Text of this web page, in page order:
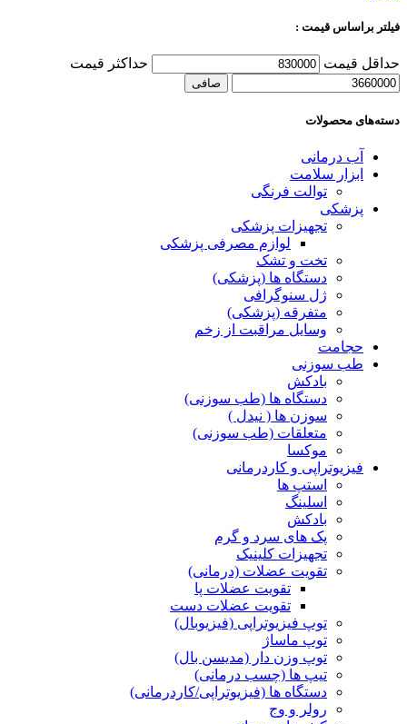
فیلتر براساس قیمت :
حداقل قیمت حداكثر قيمت
صافی
دسته‌های محصولات
آب درمانی
ابزار سلامت
توالت فرنگی
پزشکی
تجهیزات پزشکی
لوازم مصرفی پزشکی
تخت و تشک
دستگاه ها (پزشکی)
ژل سنوگرافی
متفرقه (پزشکی)
وسایل مراقبت از زخم
حجامت
طب سوزنی
بادکش
دستگاه ها (طب سوزنی)
سوزن ها ( نیدل )
متعلقات (طب سوزنی)
موکسا
فیزیوتراپی و کاردرمانی
استپ ها
اسلینگ
بادکش
پک های سرد و گرم
تجهیزات کلینیک
تقویت عضلات (درمانی)
تقویت عضلات پا
تقویت عضلات دست
توپ فیزیوتراپی (فیزیوبال)
توپ ماساژ
توپ وزن دار (مدیسن بال)
تیپ ها (چسب درمانی)
دستگاه ها (فیزیوتراپی/کاردرمانی)
رولر و وج